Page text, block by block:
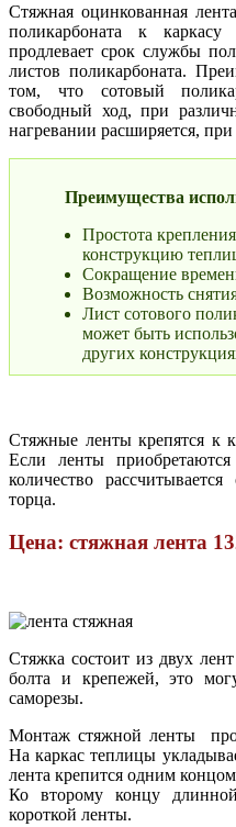
Стяжная оцинкованная
поликарбоната к
продлевает срок службы
листов поликарбоната.
том, что сотовый
свободный ход, при
нагревании расширяется,
Преимущества
Простота
конструкцию
Сокращение
Возможность
Лист сотового
может быть
других
Стяжные ленты крепятся к
Если ленты
количество
торца.
Цена: стяжная лента
Стяжка состоит из двух
болта и крепежей, это
саморезы.
Монтаж стяжной ленты
На каркас теплицы
лента крепится одним
Ко второму концу
короткой ленты.